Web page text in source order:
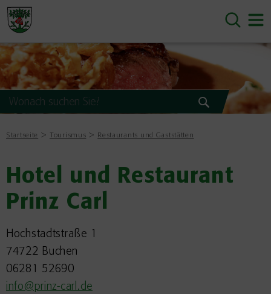
Startseite Tourismus Restaurants und Gaststätten
Hotel und Restaurant
Prinz Carl
Hochstadtstraße 1
74722 Buchen
06281 52690
info@prinz-carl.de